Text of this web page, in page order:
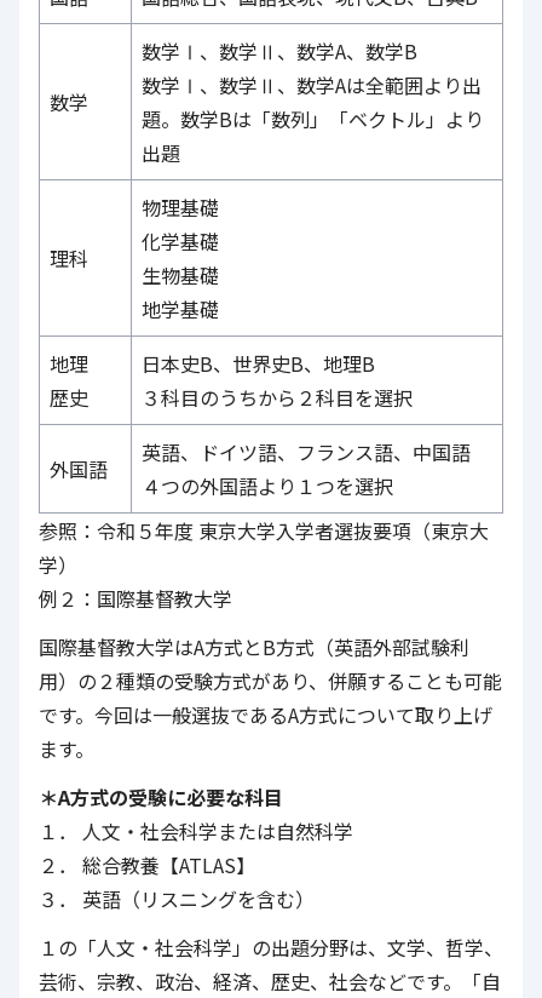
数学
数学Ⅰ、数学Ⅱ、数学A、数学B
数学Ⅰ、数学Ⅱ、数学Aは全範囲より出
題。数学Bは「数列」「ベクトル」より
出題
理科
物理基礎
化学基礎
生物基礎
地学基礎
地理
歴史
日本史B、世界史B、地理B
３科目のうちから２科目を選択
外国語
英語、ドイツ語、フランス語、中国語
４つの外国語より１つを選択
参照： 令和５年度 東京大学入学者選抜要項（東京大
学）
例２：国際基督教大学
国際基督教大学はA方式とB方式（英語外部試験利
用）の２種類の受験方式があり、併願することも可能
です。今回は一般選抜であるA方式について取り上げ
ます。
＊A方式の受験に必要な科目
１． 人文・社会科学または自然科学
２． 総合教養【ATLAS】
３． 英語（リスニングを含む）
１の「人文・社会科学」の出題分野は、文学、哲学、
芸術、宗教、政治、経済、歴史、社会などです。「自